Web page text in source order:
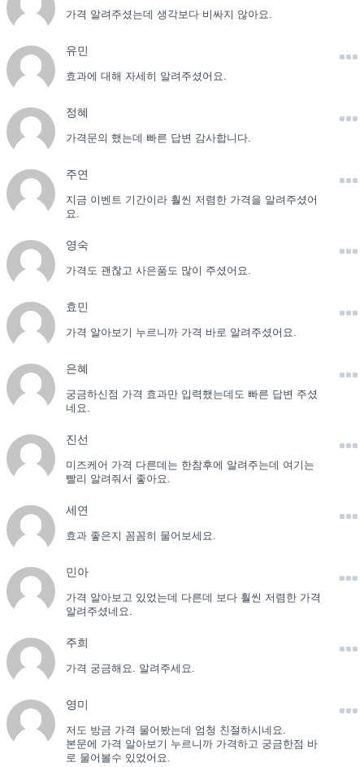
가격 알려주셨는데 생각보다 비싸지 않아요.
유민
효과에 대해 자세히 알려주셨어요.
정혜
가격문의 했는데 빠른 답변 감사합니다.
주연
지금 이벤트 기간이라 훨씬 저렴한 가격을 알려주셨어
요.
영숙
가격도 괜찮고 사은품도 많이 주셨어요.
효민
가격 알아보기 누르니까 가격 바로 알려주셨어요.
은혜
궁금하신점 가격 효과만 입력했는데도 빠른 답변 주셨
네요.
진선
미즈케어 가격 다른데는 한참후에 알려주는데 여기는
빨리 알려줘서 좋아요.
세연
효과 좋은지 꼼꼼히 물어보세요.
민아
가격 알아보고 있었는데 다른데 보다 훨씬 저렴한 가격
알려주셨네요.
주희
가격 궁금해요. 알려주세요.
영미
저도 방금 가격 물어봤는데 엄청 친절하시네요.
본문에 가격 알아보기 누르니까 가격하고 궁금한점 바
로 물어볼수 있었어요.